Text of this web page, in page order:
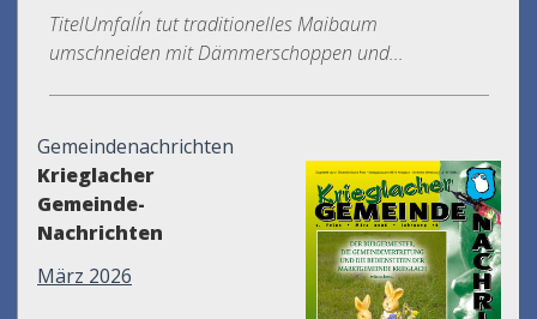
TitelUmfall´n tut traditionelles Maibaum
umschneiden mit Dämmerschoppen und...
Gemeindenachrichten
Krieglacher
Gemeinde-
Nachrichten
März 2026